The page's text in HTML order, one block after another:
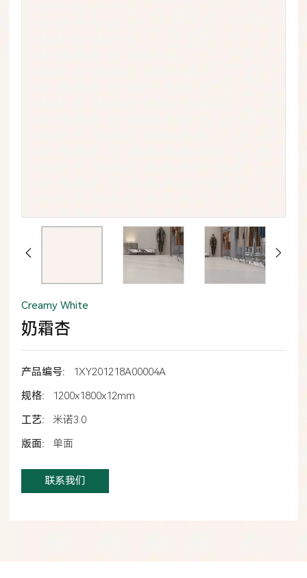
Creamy White
奶霜杏
产品编号:
1XY201218A00004A
规格:
1200x1800x12mm
工艺:
米诺3.0
版面:
单面
联系我们